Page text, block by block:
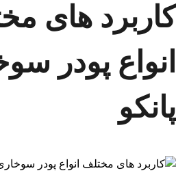
کاربرد های
انواع پودر
پانکو